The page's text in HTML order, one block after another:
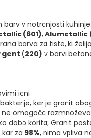
v notranjosti kuhinje.
(601), Alumetallic
barva za tiste, ki
(220) v barvi
ioni
ker je granit
omogoča
dobo korita; Granit
za 98%, nima vpliva